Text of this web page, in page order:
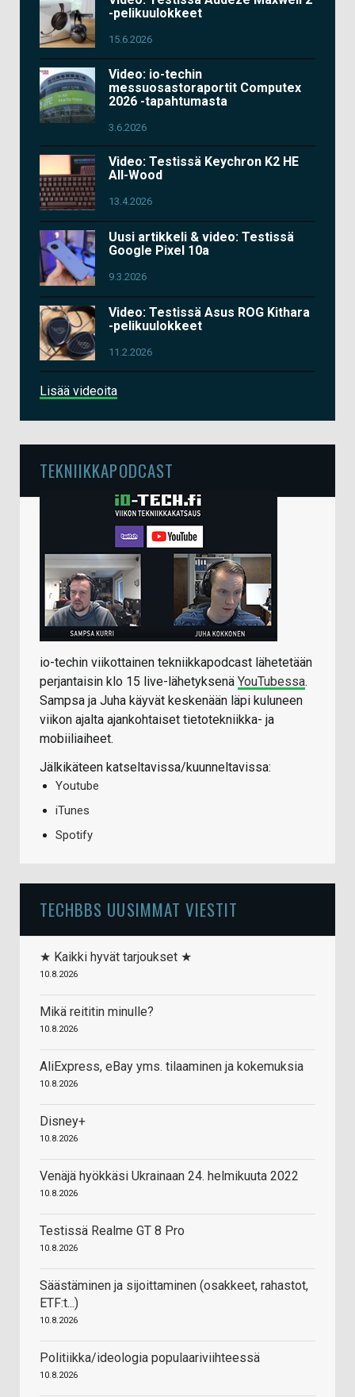
-pelikuulokkeet
15.6.2026
Video: io-techin
messuosastoraportit Computex
2026 -tapahtumasta
3.6.2026
Video: Testissä Keychron K2 HE
All-Wood
13.4.2026
Uusi artikkeli & video: Testissä
Google Pixel 10a
9.3.2026
Video: Testissä Asus ROG Kithara
-pelikuulokkeet
11.2.2026
Lisää videoita
TEKNIIKKAPODCAST
io-techin viikottainen tekniikkapodcast lähetetään
perjantaisin klo 15 live-lähetyksenä YouTubessa.
Sampsa ja Juha käyvät keskenään läpi kuluneen
viikon ajalta ajankohtaiset tietotekniikka- ja
mobiiliaiheet.
Jälkikäteen katseltavissa/kuunneltavissa:
Youtube
iTunes
Spotify
TECHBBS UUSIMMAT VIESTIT
★ Kaikki hyvät tarjoukset ★
10.8.2026
Mikä reititin minulle?
10.8.2026
AliExpress, eBay yms. tilaaminen ja kokemuksia
10.8.2026
Disney+
10.8.2026
Venäjä hyökkäsi Ukrainaan 24. helmikuuta 2022
10.8.2026
Testissä Realme GT 8 Pro
10.8.2026
Säästäminen ja sijoittaminen (osakkeet, rahastot,
ETF:t...)
10.8.2026
Politiikka/ideologia populaariviihteessä
10.8.2026